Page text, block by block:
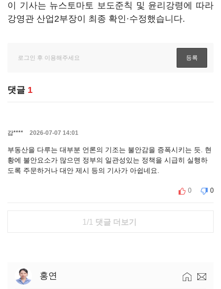
이 기사는 뉴스토마토 보도준칙 및 윤리강령에 따라
강영관 산업2부장이 최종 확인·수정했습니다.
댓글 1
감**** 2026-07-07 14:01
부동산을 다루는 대부분 언론의 기조는 불안감을 증폭시키는 듯. 현
황에 불안요소가 많으면 정부의 일관성있는 정책을 시급히 실행하
도록 주문하거나 대안 제시 등의 기사가 아쉽네요.
0 0
1/1 댓글 더보기
홍연